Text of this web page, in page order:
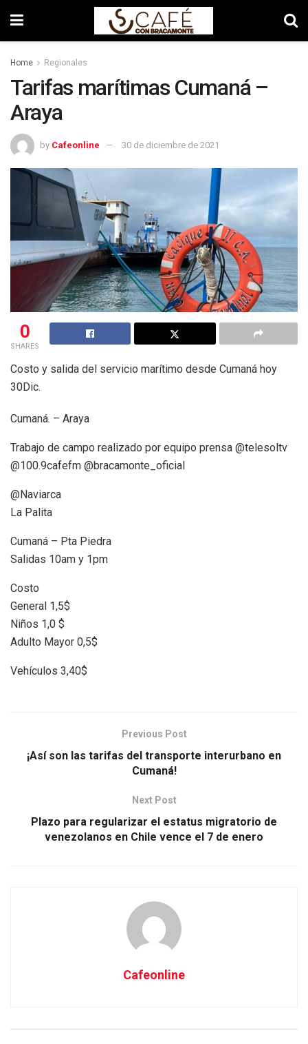
Home Regionales
Tarifas marítimas Cumaná –
Araya
by Cafeonline 30 de diciembre de 2021
0
SHARES
Costo y salida del servicio marítimo desde Cumaná hoy
30Dic.
Cumaná. – Araya
Trabajo de campo realizado por equipo prensa @telesoltv
@100.9cafefm @bracamonte_oficial
@Naviarca
La Palita
Cumaná – Pta Piedra
Salidas 10am y 1pm
Costo
General 1,5$
Niños 1,0 $
Adulto Mayor 0,5$
Vehículos 3,40$
Previous Post
¡Así son las tarifas del transporte interurbano en
Cumaná!
Next Post
Plazo para regularizar el estatus migratorio de
venezolanos en Chile vence el 7 de enero
Cafeonline